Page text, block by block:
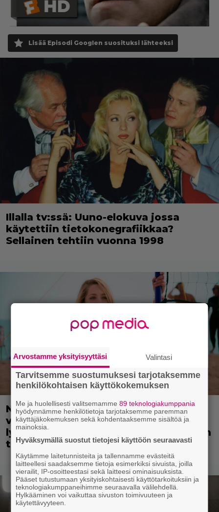
Lisää Episodi Googlen suosituksi lähteeksi
Illalla tv:ssä: Uuno-elokuva jossa
käytettiin tietokonegrafiikkaa?
Sellainen tehtiin vuonna 1998
Nyt ilmaiskatselussa: Kulttiklassikon
värikäs uusintaversio – ensi-ilta
lykkääntyi vastenmielisen kohuvideon
takia
Arvostamme yksityisyyttäsi Valintasi
Tarvitsemme suostumuksesi tarjotaksemme
henkilökohtaisen käyttökokemuksen
Me ja huolellisesti valitsemamme89 teknologiakumppania
hyödynnämme henkilötietoja tarjotaksemme paremman
käyttäjäkokemuksen sekä kohdentaaksemme sisältöä ja
mainoksia.
Hyväksymällä suostut tietojesi käyttöön seuraavasti
Käytämme laitetunnisteita ja tallennamme evästeitä
laitteellesi saadaksemme tietoja esimerkiksi sivuista, joilla
vierailit, IP-osoitteestasi sekä laitteesi ominaisuuksista.
Pääset tutustumaan yksityiskohtaisesti käyttötarkoituksiin ja
teknologiakumppaneihimme seuraavalla välilehdellä.
Hylkääminen voi vaikuttaa sivuston toimivuuteen ja
käytettävyyteen.